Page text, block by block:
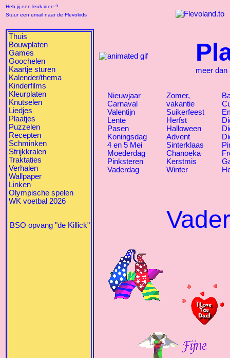
Heb jij een leuk idee ?
Stuur een email naar de Flevokids
Thuis
Bouwplaten
Games
Goochelen
Kaartje sturen
Kalender/thema
Kinderfilms
Kleurplaten
Knutselen
Liedjes
Plaatjes
Puzzelen
Recepten
Schminken
Strijkkralen
Traktaties
Verhalen
Wallpaper
Linken
Olympische spelen
WK voetbal 2026
BSO opvang "de Killick"
meer dan
Nieuwjaar
Carnaval
Valentijn
Lente
Pasen
Koningsdag
4 en 5 Mei
Moederdag
Pinksteren
Vaderdag
Zomer,
vakantie
Suikerfeest
Herfst
Halloween
Advent
Sinterklaas
Chanoeka
Kerstmis
Winter